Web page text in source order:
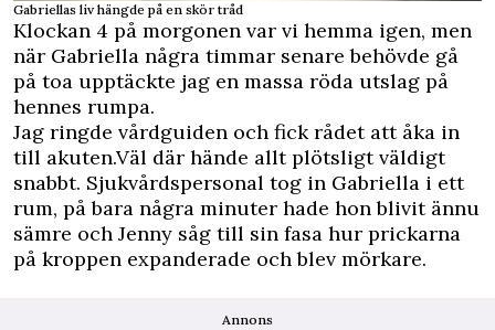
Gabriellas liv hängde på en skör tråd
Klockan 4 på morgonen var vi hemma igen, men
när Gabriella några timmar senare behövde gå
på toa upptäckte jag en massa röda utslag på
hennes rumpa.
Jag ringde vårdguiden och fick rådet att åka in
till akuten.Väl där hände allt plötsligt väldigt
snabbt. Sjukvårdspersonal tog in Gabriella i ett
rum, på bara några minuter hade hon blivit ännu
sämre och Jenny såg till sin fasa hur prickarna
på kroppen expanderade och blev mörkare.
Annons